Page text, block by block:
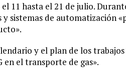
11 hasta el 21 de julio.
sistemas de automatización
y el plan de los
en el transporte de gas».